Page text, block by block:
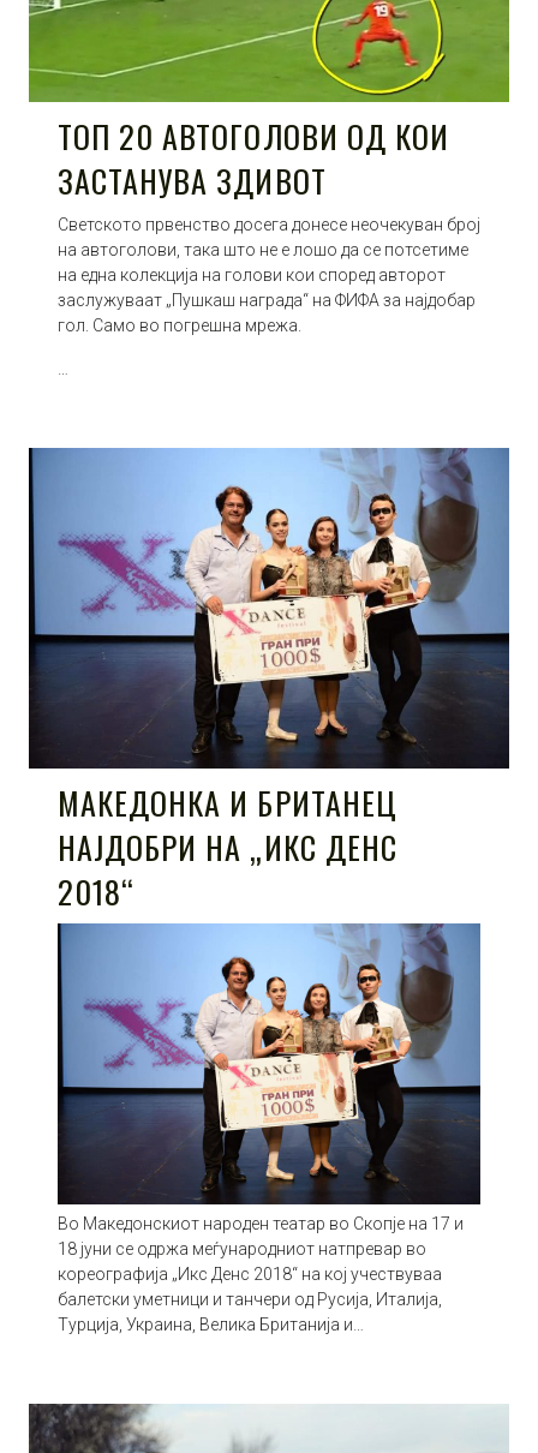
ТОП 20 АВТОГОЛОВИ ОД КОИ
ЗАСТАНУВА ЗДИВОТ
Светското првенство досега донесе неочекуван број
на автоголови, така што не е лошо да се потсетиме
на една колекција на голови кои според авторот
заслужуваат „Пушкаш награда“ на ФИФА за најдобар
гол. Само во погрешна мрежа.
МАКЕДОНКА И БРИТАНЕЦ
НАЈДОБРИ НА „ИКС ДЕНС
2018“
Во Македонскиот народен театар во Скопје на 17 и
18 јуни се одржа меѓународниот натпревар во
кореографија „Икс Денс 2018“ на кој учествуваа
балетски уметници и танчери од Русија, Италија,
Турција, Украина, Велика Британија и…